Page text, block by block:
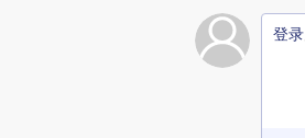
登录